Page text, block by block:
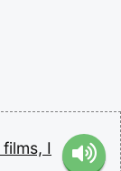
films, I